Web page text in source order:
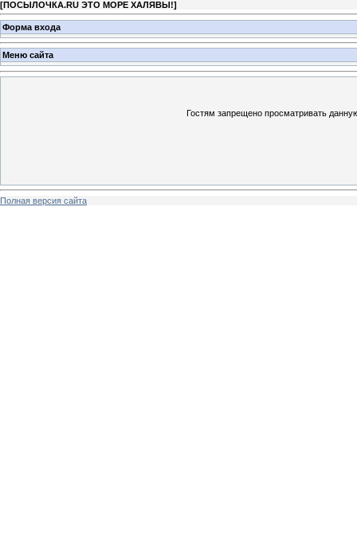
[ПОСЫЛОЧКА.RU ЭТО МОРЕ ХАЛЯВЫ!]
Форма входа
Меню сайта
Гостям запрещено просматривать
Полная версия сайта